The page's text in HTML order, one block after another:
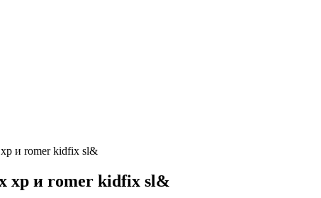
xp и romer kidfix sl&
xp и romer kidfix sl&